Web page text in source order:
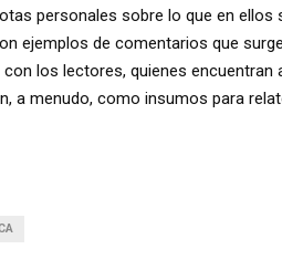
personales sobre lo que en ellos
ejemplos de comentarios que
los lectores, quienes encuentran
a menudo, como insumos para